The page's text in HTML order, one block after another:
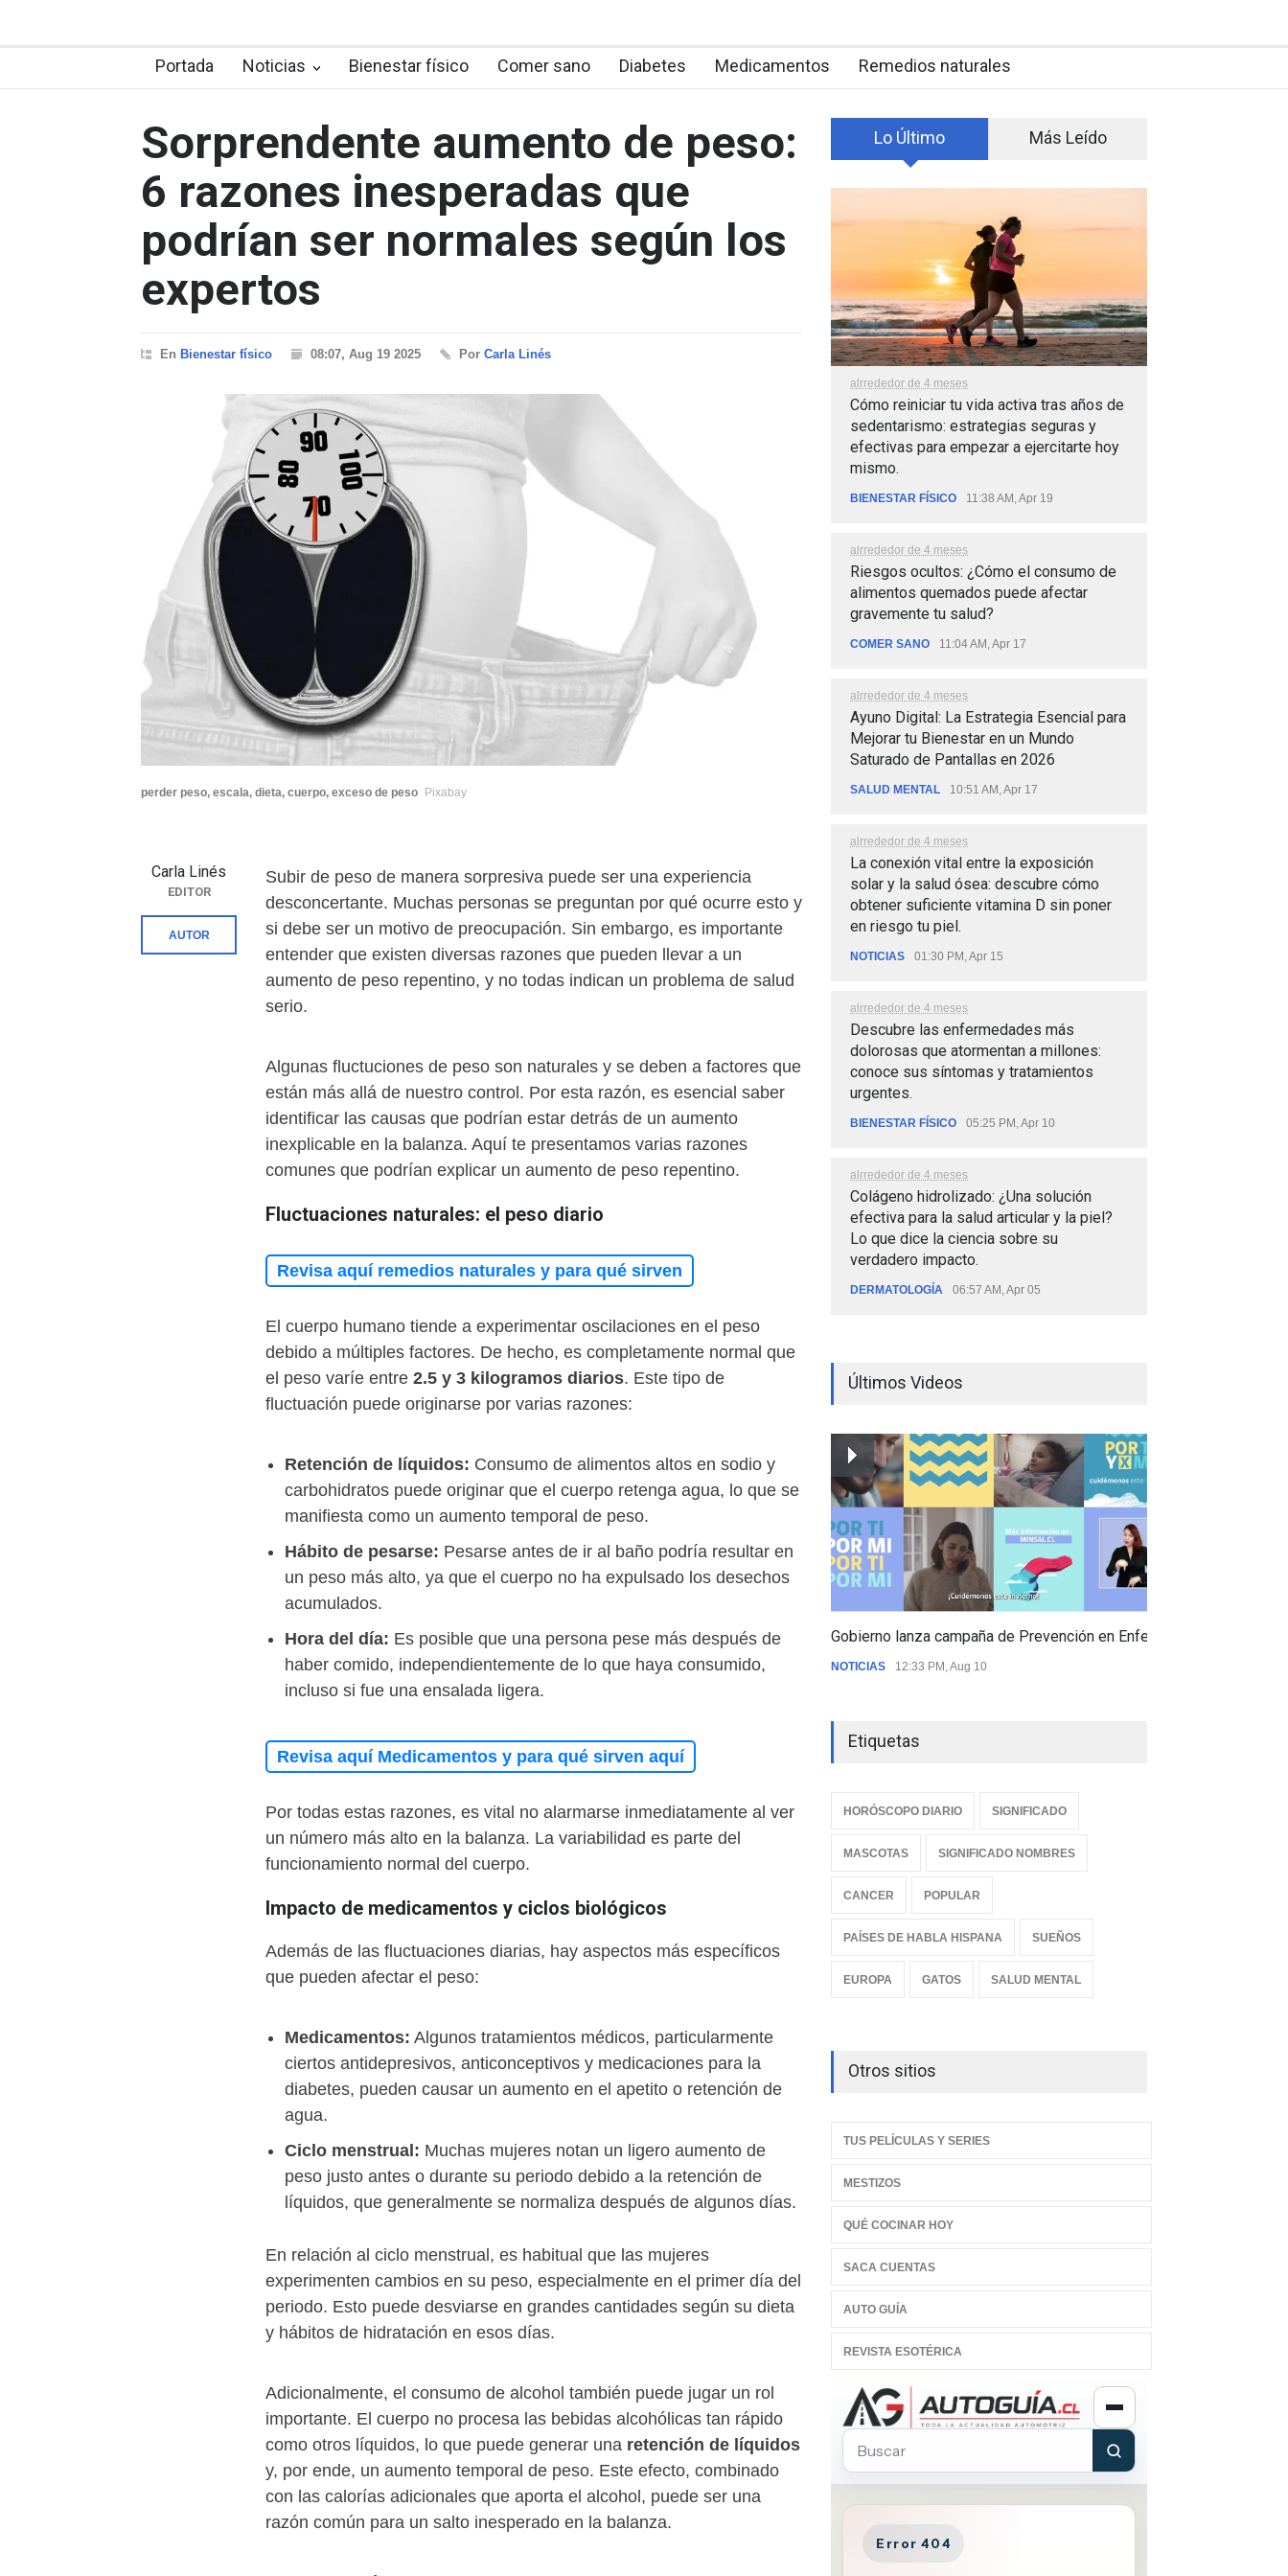
Portada Noticias Bienestar físico Comer sano Diabetes Medicamentos Remedios naturales
Sorprendente aumento de peso:
6 razones inesperadas que
podrían ser normales según los
expertos
En Bienestar físico 08:07, Aug 19 2025 Por Carla Linés
perder peso, escala, dieta, cuerpo, exceso de peso Pixabay
Subir de peso de manera sorpresiva puede ser una experiencia
desconcertante. Muchas personas se preguntan por qué ocurre esto y
si debe ser un motivo de preocupación. Sin embargo, es importante
entender que existen diversas razones que pueden llevar a un
aumento de peso repentino, y no todas indican un problema de salud
serio.
Algunas fluctuciones de peso son naturales y se deben a factores que
están más allá de nuestro control. Por esta razón, es esencial saber
identificar las causas que podrían estar detrás de un aumento
inexplicable en la balanza. Aquí te presentamos varias razones
comunes que podrían explicar un aumento de peso repentino.
Fluctuaciones naturales: el peso diario
Revisa aquí remedios naturales y para qué sirven
El cuerpo humano tiende a experimentar oscilaciones en el peso
debido a múltiples factores. De hecho, es completamente normal que
el peso varíe entre 2.5 y 3 kilogramos diarios. Este tipo de
fluctuación puede originarse por varias razones:
Retención de líquidos: Consumo de alimentos altos en sodio y
carbohidratos puede originar que el cuerpo retenga agua, lo que se
manifiesta como un aumento temporal de peso.
Hábito de pesarse: Pesarse antes de ir al baño podría resultar en
un peso más alto, ya que el cuerpo no ha expulsado los desechos
acumulados.
Hora del día: Es posible que una persona pese más después de
haber comido, independientemente de lo que haya consumido,
incluso si fue una ensalada ligera.
Revisa aquí Medicamentos y para qué sirven aquí
Por todas estas razones, es vital no alarmarse inmediatamente al ver
un número más alto en la balanza. La variabilidad es parte del
funcionamiento normal del cuerpo.
Impacto de medicamentos y ciclos biológicos
Además de las fluctuaciones diarias, hay aspectos más específicos
que pueden afectar el peso:
Medicamentos: Algunos tratamientos médicos, particularmente
ciertos antidepresivos, anticonceptivos y medicaciones para la
diabetes, pueden causar un aumento en el apetito o retención de
agua.
Ciclo menstrual: Muchas mujeres notan un ligero aumento de
peso justo antes o durante su periodo debido a la retención de
líquidos, que generalmente se normaliza después de algunos días.
En relación al ciclo menstrual, es habitual que las mujeres
experimenten cambios en su peso, especialmente en el primer día del
periodo. Esto puede desviarse en grandes cantidades según su dieta
y hábitos de hidratación en esos días.
Adicionalmente, el consumo de alcohol también puede jugar un rol
importante. El cuerpo no procesa las bebidas alcohólicas tan rápido
como otros líquidos, lo que puede generar una retención de líquidos
y, por ende, un aumento temporal de peso. Este efecto, combinado
con las calorías adicionales que aporta el alcohol, puede ser una
razón común para un salto inesperado en la balanza.
Carla Linés
EDITOR
AUTOR
Lo Último Más Leído
alrrededor de 4 meses
Cómo reiniciar tu vida activa tras años de
sedentarismo: estrategias seguras y
efectivas para empezar a ejercitarte hoy
mismo.
BIENESTAR FÍSICO 11:38 AM, Apr 19
alrrededor de 4 meses
Riesgos ocultos: ¿Cómo el consumo de
alimentos quemados puede afectar
gravemente tu salud?
COMER SANO 11:04 AM, Apr 17
alrrededor de 4 meses
Ayuno Digital: La Estrategia Esencial para
Mejorar tu Bienestar en un Mundo
Saturado de Pantallas en 2026
SALUD MENTAL 10:51 AM, Apr 17
alrrededor de 4 meses
La conexión vital entre la exposición
solar y la salud ósea: descubre cómo
obtener suficiente vitamina D sin poner
en riesgo tu piel.
NOTICIAS 01:30 PM, Apr 15
alrrededor de 4 meses
Descubre las enfermedades más
dolorosas que atormentan a millones:
conoce sus síntomas y tratamientos
urgentes.
BIENESTAR FÍSICO 05:25 PM, Apr 10
alrrededor de 4 meses
Colágeno hidrolizado: ¿Una solución
efectiva para la salud articular y la piel?
Lo que dice la ciencia sobre su
verdadero impacto.
DERMATOLOGÍA 06:57 AM, Apr 05
Últimos Videos
Gobierno lanza campaña de Prevención en Enfermedades
NOTICIAS 12:33 PM, Aug 10
Etiquetas
HORÓSCOPO DIARIO SIGNIFICADO
MASCOTAS SIGNIFICADO NOMBRES
CANCER POPULAR
PAÍSES DE HABLA HISPANA SUEÑOS
EUROPA GATOS SALUD MENTAL
Otros sitios
TUS PELÍCULAS Y SERIES
MESTIZOS
QUÉ COCINAR HOY
SACA CUENTAS
AUTO GUÍA
REVISTA ESOTÉRICA